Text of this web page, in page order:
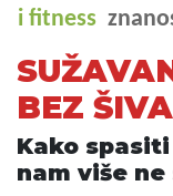
i fitness
BEZ
Kako
nam više